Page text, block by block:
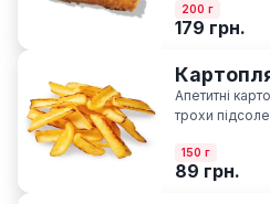
200 г
179 грн.
Апетитні
трохи
150 г
89 грн.